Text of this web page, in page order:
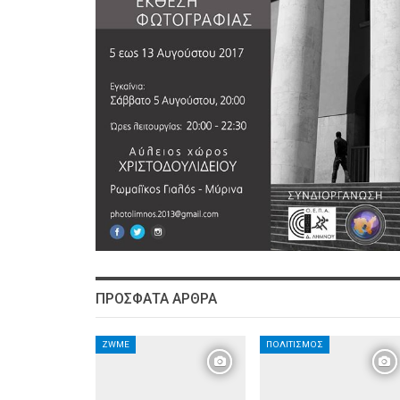
ΠΡΌΣΦΑΤΑ ΆΡΘΡΑ
ZWME ΠΟΛΙΤΙΣΜΌΣ